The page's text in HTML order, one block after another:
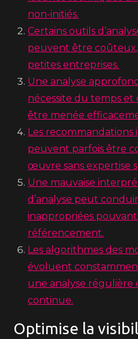
non-initiés.
Certains outils
peuvent être coûteux,
petites entreprises.
Une analyse
nécessite du temps et
être menée
Les recommandations
peuvent parfois être
œuvre sans expertise
Une mauvaise
d’analyse peut
inappropriées
référencement.
Les algorithmes des
évoluent
une analyse régulière
continue.
Optimise la